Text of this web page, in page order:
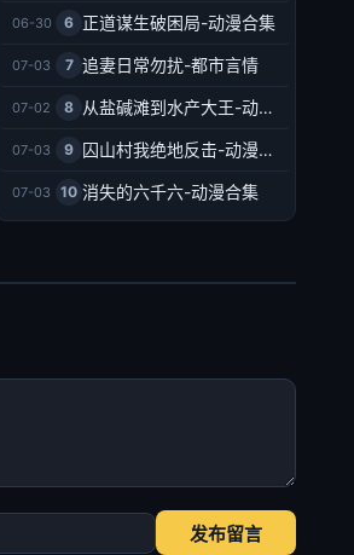
06-30 6 正道谋生破困局-动漫合集
07-03 7 追妻日常勿扰-都市言情
07-02 8 从盐碱滩到水产大王-动漫合集
07-03 9 囚山村我绝地反击-动漫合集
07-03 10 消失的六千六-动漫合集
发布留言